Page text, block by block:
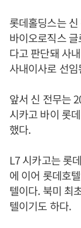
롯데홀딩스는
바이오로직스
다고 판단돼 사
사내이사로 선
앞서 신 전무는
시카고 바이 롯
했다.
L7 시카고는 롯
에 이어 롯데호
텔이다. 북미 최
텔이기도 하다.